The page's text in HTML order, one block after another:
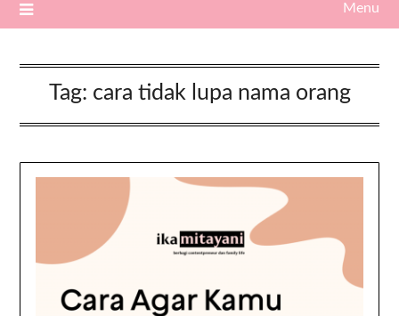
Menu
Tag: cara tidak lupa nama orang